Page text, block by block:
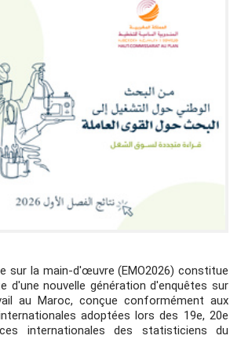
sur la main-d'œuvre (EMO2026) constitue
d'une nouvelle génération d'enquêtes sur
au Maroc, conçue conformément aux
adoptées lors des 19e, 20e
internationales des statisticiens du